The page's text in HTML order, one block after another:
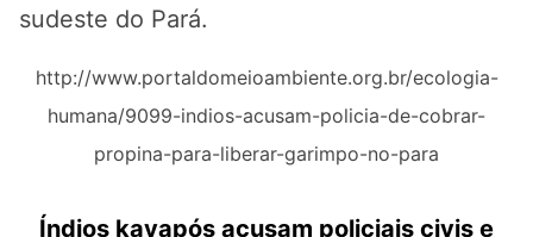
sudeste do Pará.
http://www.portaldomeioambiente.org.br/ecologia-
humana/9099-indios-acusam-policia-de-cobrar-
propina-para-liberar-garimpo-no-para
Índios kayapós acusam policiais civis e